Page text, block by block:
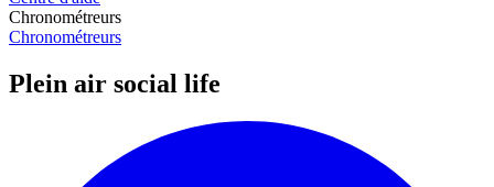
Chronométreurs
Chronométreurs
Plein air social life